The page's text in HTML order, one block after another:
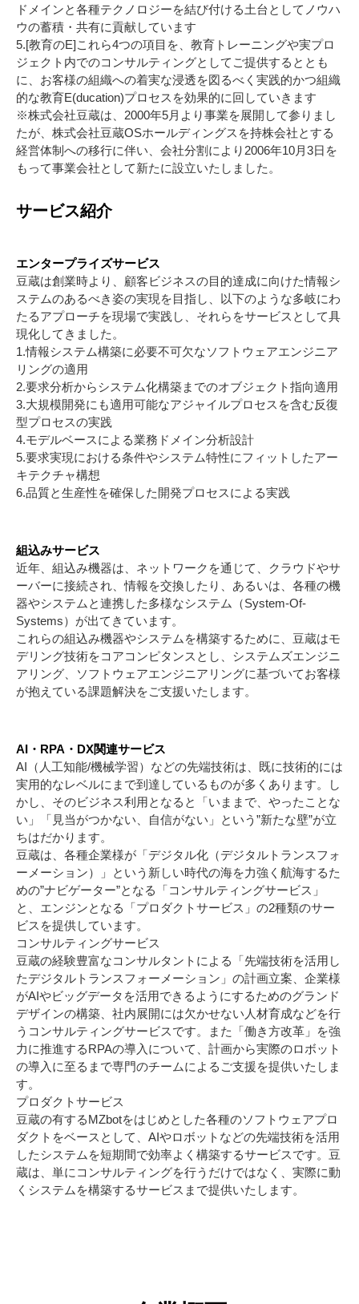
ドメインと各種テクノロジーを結び付ける土台としてノウハ
ウの蓄積・共有に貢献しています
5.[教育のE]これら4つの項目を、教育トレーニングや実プロ
ジェクト内でのコンサルティングとしてご提供するととも
に、お客様の組織への着実な浸透を図るべく実践的かつ組織
的な教育E(ducation)プロセスを効果的に回していきます
※株式会社豆蔵は、2000年5月より事業を展開して参りまし
たが、株式会社豆蔵OSホールディングスを持株会社とする
経営体制への移行に伴い、会社分割により2006年10月3日を
もって事業会社として新たに設立いたしました。
サービス紹介
エンタープライズサービス
豆蔵は創業時より、顧客ビジネスの目的達成に向けた情報シ
ステムのあるべき姿の実現を目指し、以下のような多岐にわ
たるアプローチを現場で実践し、それらをサービスとして具
現化してきました。
1.情報システム構築に必要不可欠なソフトウェアエンジニア
リングの適用
2.要求分析からシステム化構築までのオブジェクト指向適用
3.大規模開発にも適用可能なアジャイルプロセスを含む反復
型プロセスの実践
4.モデルベースによる業務ドメイン分析設計
5.要求実現における条件やシステム特性にフィットしたアー
キテクチャ構想
6.品質と生産性を確保した開発プロセスによる実践
組込みサービス
近年、組込み機器は、ネットワークを通じて、クラウドやサ
ーバーに接続され、情報を交換したり、あるいは、各種の機
器やシステムと連携した多様なシステム（System-Of-
Systems）が出てきています。
これらの組込み機器やシステムを構築するために、豆蔵はモ
デリング技術をコアコンピタンスとし、システムズエンジニ
アリング、ソフトウェアエンジニアリングに基づいてお客様
が抱えている課題解決をご支援いたします。
AI・RPA・DX関連サービス
AI（人工知能/機械学習）などの先端技術は、既に技術的には
実用的なレベルにまで到達しているものが多くあります。し
かし、そのビジネス利用となると「いままで、やったことな
い」「見当がつかない、自信がない」という”新たな壁”が立
ちはだかります。
豆蔵は、各種企業様が「デジタル化（デジタルトランスフォ
ーメーション）」という新しい時代の海を力強く航海するた
めの”ナビゲーター”となる「コンサルティングサービス」
と、エンジンとなる「プロダクトサービス」の2種類のサー
ビスを提供しています。
コンサルティングサービス
豆蔵の経験豊富なコンサルタントによる「先端技術を活用し
たデジタルトランスフォーメーション」の計画立案、企業様
がAIやビッグデータを活用できるようにするためのグランド
デザインの構築、社内展開には欠かせない人材育成などを行
うコンサルティングサービスです。また「働き方改革」を強
力に推進するRPAの導入について、計画から実際のロボット
の導入に至るまで専門のチームによるご支援を提供いたしま
す。
プロダクトサービス
豆蔵の有するMZbotをはじめとした各種のソフトウェアプロ
ダクトをベースとして、AIやロボットなどの先端技術を活用
したシステムを短期間で効率よく構築するサービスです。豆
蔵は、単にコンサルティングを行うだけではなく、実際に動
くシステムを構築するサービスまで提供いたします。